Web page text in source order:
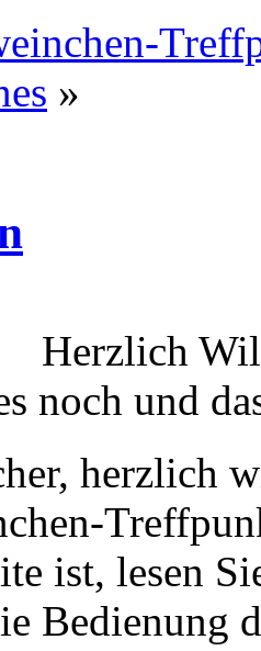
»
Herzlich
noch und
herzlich
ist, lesen
Bedienung